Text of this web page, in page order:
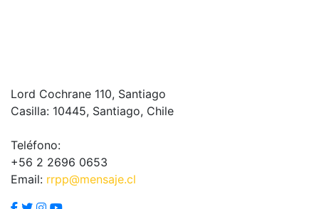
Lord Cochrane 110, Santiago
Casilla: 10445, Santiago, Chile
Teléfono:
+56 2 2696 0653
Email: rrpp@mensaje.cl